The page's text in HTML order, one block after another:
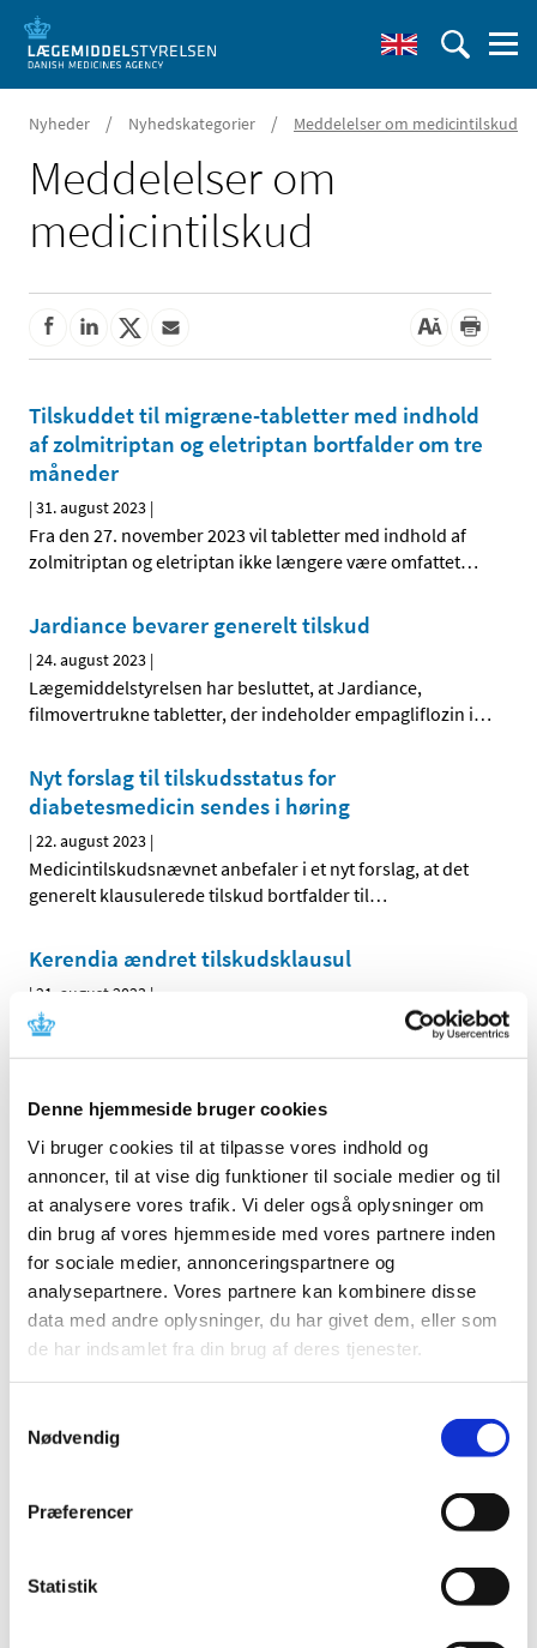
Denne hjemmeside bruger cookies
Vi bruger cookies til at tilpasse vores indhold og
annoncer, til at vise dig funktioner til sociale medier og til
at analysere vores trafik. Vi deler også oplysninger om
din brug af vores hjemmeside med vores partnere inden
for sociale medier, annonceringspartnere og
analysepartnere. Vores partnere kan kombinere disse
data med andre oplysninger, du har givet dem, eller som
de har indsamlet fra din brug af deres tjenester.
Nødvendig
Præferencer
Statistik
Nyheder / Nyhedskategorier / Meddelelser om medicintilskud
Meddelelser om
medicintilskud
Tilskuddet til migræne-tabletter med indhold
af zolmitriptan og eletriptan bortfalder om tre
måneder
|31. august 2023 |
Fra den 27. november 2023 vil tabletter med indhold af
zolmitriptan og eletriptan ikke længere være omfattet…
Jardiance bevarer generelt tilskud
|24. august 2023 |
Lægemiddelstyrelsen har besluttet, at Jardiance,
filmovertrukne tabletter, der indeholder empagliflozin i…
Nyt forslag til tilskudsstatus for
diabetesmedicin sendes i høring
|22. august 2023 |
Medicintilskudsnævnet anbefaler i et nyt forslag, at det
generelt klausulerede tilskud bortfalder til…
Kerendia ændret tilskudsklausul
|21. august 2023 |
Lægemiddelstyrelsen har besluttet, at Kerendia,
filmovertrukne tabletter, med indhold af finerenon i
Anmeldelse i Medicinpriser af
apoteksindkøbspris på 0 kr. for statsligt
indkøbte lægemidler
|4. august 2023|
Det følger af lægemiddellovens § 77, at d en, der bringer
et apoteksforbeholdt lægemiddel til mennesker og dyr
Alle (237)
TID
2025 (17)
2023 (26)
november (2)